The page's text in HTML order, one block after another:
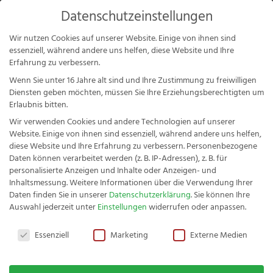
Warenkorb
Dein Warenkorb ist gegenwärtig leer.
Zurück zum Shop
Fachwerk Buckelsmesser Buche
35,29
+ HINZUFÜGEN
Datenschutzeinstellungen
Wir nutzen Cookies auf unserer Website. Einige von ihnen sind
essenziell, während andere uns helfen, diese Website und Ihre
Erfahrung zu verbessern.
Wenn Sie unter 16 Jahre alt sind und Ihre Zustimmung zu freiwilligen
Diensten geben möchten, müssen Sie Ihre Erziehungsberechtigten um
Erlaubnis bitten.
Wir verwenden Cookies und andere Technologien auf unserer
Website. Einige von ihnen sind essenziell, während andere uns helfen,
diese Website und Ihre Erfahrung zu verbessern. Personenbezogene
Daten können verarbeitet werden (z. B. IP-Adressen), z. B. für
personalisierte Anzeigen und Inhalte oder Anzeigen- und
Inhaltsmessung.Weitere Informationen über die Verwendung Ihrer
Daten finden Sie in unserer Datenschutzerklärung. Sie können Ihre
Auswahl jederzeit unter Einstellungen widerrufen oder anpassen.
Datenschutzeinstellungen
Essenziell Marketing Externe Medien